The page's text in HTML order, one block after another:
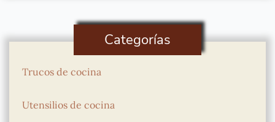
Categorías
Trucos de cocina
Utensilios de cocina